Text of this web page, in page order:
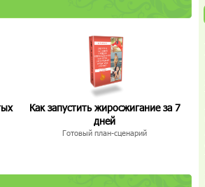
Как запустить жиросжигание за 7
дней
Готовый план-сценарий